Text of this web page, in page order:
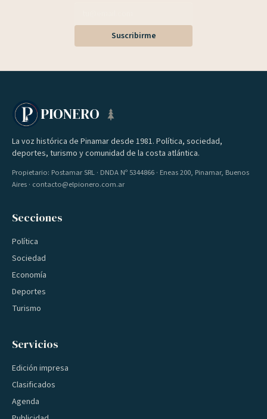
Suscribirme
PIONERO
La voz histórica de Pinamar desde 1981. Política, sociedad,
deportes, turismo y comunidad de la costa atlántica.
Propietario: Postamar SRL · DNDA Nº 5344866 · Eneas 200, Pinamar, Buenos
Aires · contacto@elpionero.com.ar
Secciones
Política
Sociedad
Economía
Deportes
Turismo
Servicios
Edición impresa
Clasificados
Agenda